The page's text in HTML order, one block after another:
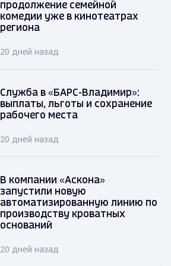
продолжение семейной
комедии уже в кинотеатрах
региона
20 дней назад
Служба в «БАРС-Владимир»:
выплаты, льготы и сохранение
рабочего места
20 дней назад
В компании «Аскона»
запустили новую
автоматизированную линию по
производству кроватных
оснований
20 дней назад